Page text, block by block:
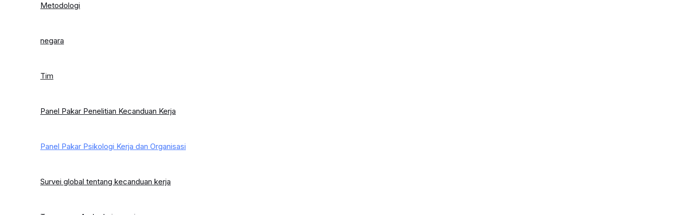
Metodologi
negara
Tim
Panel Pakar Penelitian Kecanduan Kerja
Panel Pakar Psikologi Kerja dan Organisasi
Survei global tentang kecanduan kerja